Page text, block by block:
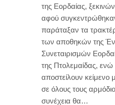
της Εορδαίας,
αφού
παράταξαν τα
των αποθηκών της
Συνεταιρισμών
της Πτολεμαίδας,
αποστείλουν κείμενο
σε όλους τους
συνέχεια θα…